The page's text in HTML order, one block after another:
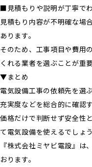
■見積もりや説明が丁寧で
見積もり内容が不明確な場
あります。
そのため、工事項目や費用
くれる業者を選ぶことが重要
▼まとめ
電気設備工事の依頼先を選
充実度などを総合的に確認
価格だけで判断せず安全性
て電気設備を使えるでしょう
『株式会社ミヤビ電設』は
おります。